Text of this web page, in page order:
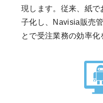
現します。従来、紙
子化し、Navisia販売
とで受注業務の効率化